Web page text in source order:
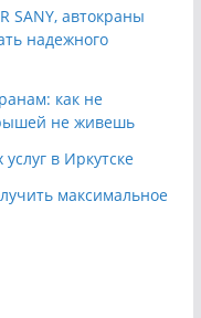
SANY, автокраны
надежного
как не
не живешь
в Иркутске
максимальное